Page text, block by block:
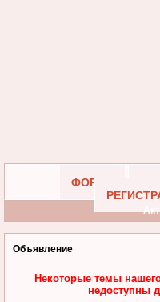
ФОРУМ
Объявление
Некоторые темы
недоступны